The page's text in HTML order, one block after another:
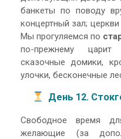
банкеты по поводу
концертный зал;
Мы прогуляемся по
по-прежнему
сказочные домики,
улочки, бесконечные
День 12.
Свободное время
желающие (за